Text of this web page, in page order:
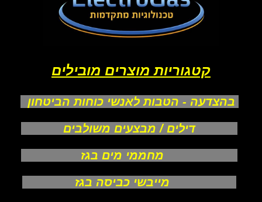
קטגוריות מוצרים מובילים
בהצדעה - הטבות לאנשי כוחות הביטחון
דילים / מבצעים משולבים
מחממי מים בגז
מייבשי כביסה בגז